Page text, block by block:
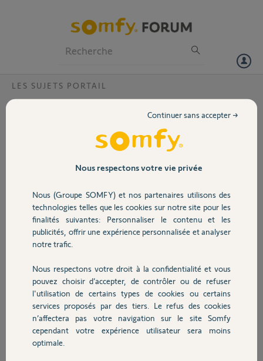
Volet
Sécurité
Domotique
Chauffage
Autres produits
LES SUJETS PORTAIL
Bras portail évolvia ne se verrouille
Je viens de changer la carte électronique sur évolvia . Apprentissage
On peut ouvrir le portail en poussant.
Pour info ce n est pas un portail posé récemment mais en 2012. Donc
il n y a que la carte qui a changée. Comment refaire un apprentissage
de la courses des ventaux après installation.
Vous remerciant par avance
christophe L.
Participer au fil de discussion
Nous respectons votre vie privée
Nous (Groupe SOMFY) et nos partenaires utilisons des
technologies telles que les cookies sur notre site pour les
finalités suivantes: Personnaliser le contenu et les
publicités, offrir une expérience personnalisée et analyser
notre trafic.
Nous respectons votre droit à la confidentialité et vous
pouvez choisir d’accepter, de contrôler ou de refuser
l'utilisation de certains types de cookies ou certains
services proposés par des tiers. Le refus des cookies
n’affectera pas votre navigation sur le site Somfy
cependant votre expérience utilisateur sera moins
optimale.
Continuer sans accepter →